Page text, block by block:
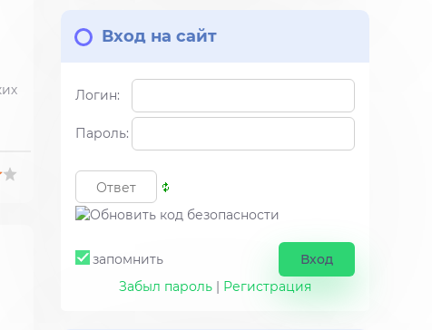
Вход на сайт
Логин:
Пароль:
запомнить
Забыл пароль | Регистрация